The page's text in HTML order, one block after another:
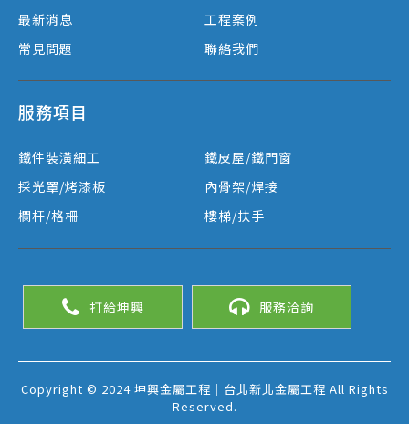
最新消息
工程案例
常見問題
聯絡我們
服務項目
鐵件裝潢細工
鐵皮屋/鐵門窗
採光罩/烤漆板
內骨架/焊接
欄杆/格柵
樓梯/扶手
打給坤興 服務洽詢
Copyright © 2024 坤興金屬工程｜台北新北金屬工程 All Rights
Reserved.